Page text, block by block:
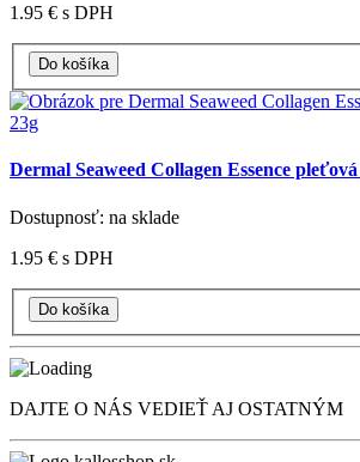
1.95 € s DPH
Dermal Seaweed Collagen Essence
Dostupnosť: na sklade
1.95 € s DPH
DAJTE O NÁS VEDIEŤ AJ OSTATNÝM